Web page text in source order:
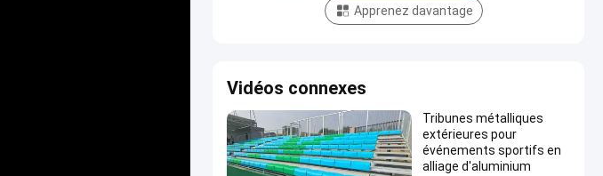
Apprenez davantage
Vidéos connexes
Tribunes métalliques
extérieures pour
événements sportifs en
alliage d'aluminium